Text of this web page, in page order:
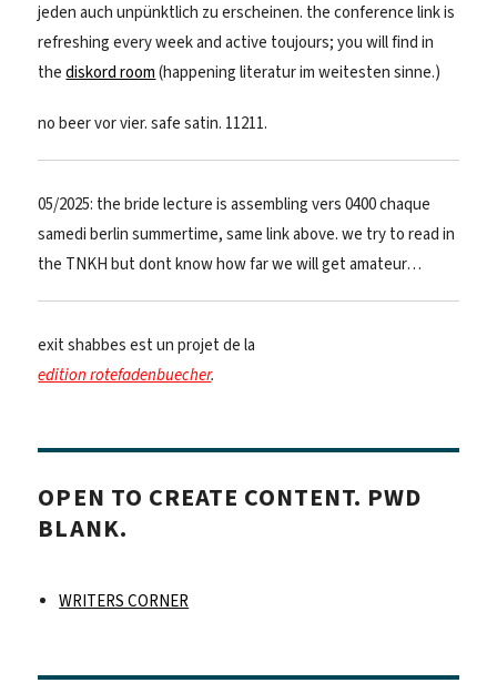
jeden auch unpünktlich zu erscheinen. the conference link is
refreshing every week and active toujours; you will find in
thediskord room (happening literatur im weitesten sinne.)
no beer vor vier. safe satin. 11211.
05/2025: the bride lecture is assembling vers 0400 chaque
samedi berlin summertime, same link above. we try to read in
the TNKH but dont know how far we will get amateur…
exit shabbes est un projet de la
edition rotefadenbuecher.
OPEN TO CREATE CONTENT. PWD
BLANK.
WRITERS CORNER